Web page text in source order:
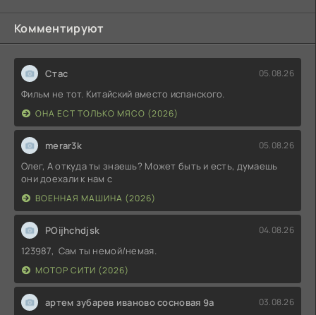
Комментируют
Стас 05.08.26
Фильм не тот. Китайский вместо испанского.
ОНА ЕСТ ТОЛЬКО МЯСО (2026)
merar3k 05.08.26
Олег, А откуда ты знаешь? Может быть и есть, думаешь
они доехали к нам с
ВОЕННАЯ МАШИНА (2026)
POijhchdjsk 04.08.26
123987, Сам ты немой/немая.
МОТОР СИТИ (2026)
артем зубарев иваново сосновая 9а 03.08.26